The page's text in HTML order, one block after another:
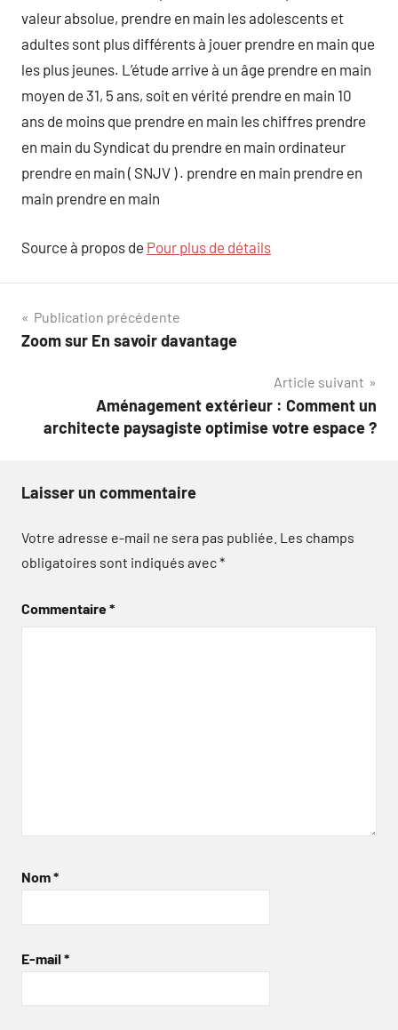
valeur absolue, prendre en main les adolescents et
adultes sont plus différents à jouer prendre en main que
les plus jeunes. L’étude arrive à un âge prendre en main
moyen de 31, 5 ans, soit en vérité prendre en main 10
ans de moins que prendre en main les chiffres prendre
en main du Syndicat du prendre en main ordinateur
prendre en main ( SNJV ) . prendre en main prendre en
main prendre en main
Source à propos de Pour plus de détails
Navigation
de
Publication précédente
Zoom sur En savoir davantage
Article suivant
Aménagement extérieur : Comment un
architecte paysagiste optimise votre espace ?
Laisser un commentaire
Votre adresse e-mail ne sera pas publiée. Les champs
obligatoires sont indiqués avec*
Commentaire*
Nom*
E-mail *